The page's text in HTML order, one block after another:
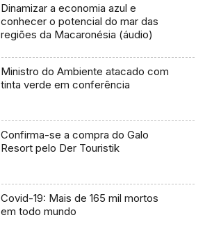
Dinamizar a economia azul e
conhecer o potencial do mar das
regiões da Macaronésia (áudio)
Ministro do Ambiente atacado com
tinta verde em conferência
Confirma-se a compra do Galo
Resort pelo Der Touristik
Covid-19: Mais de 165 mil mortos
em todo mundo